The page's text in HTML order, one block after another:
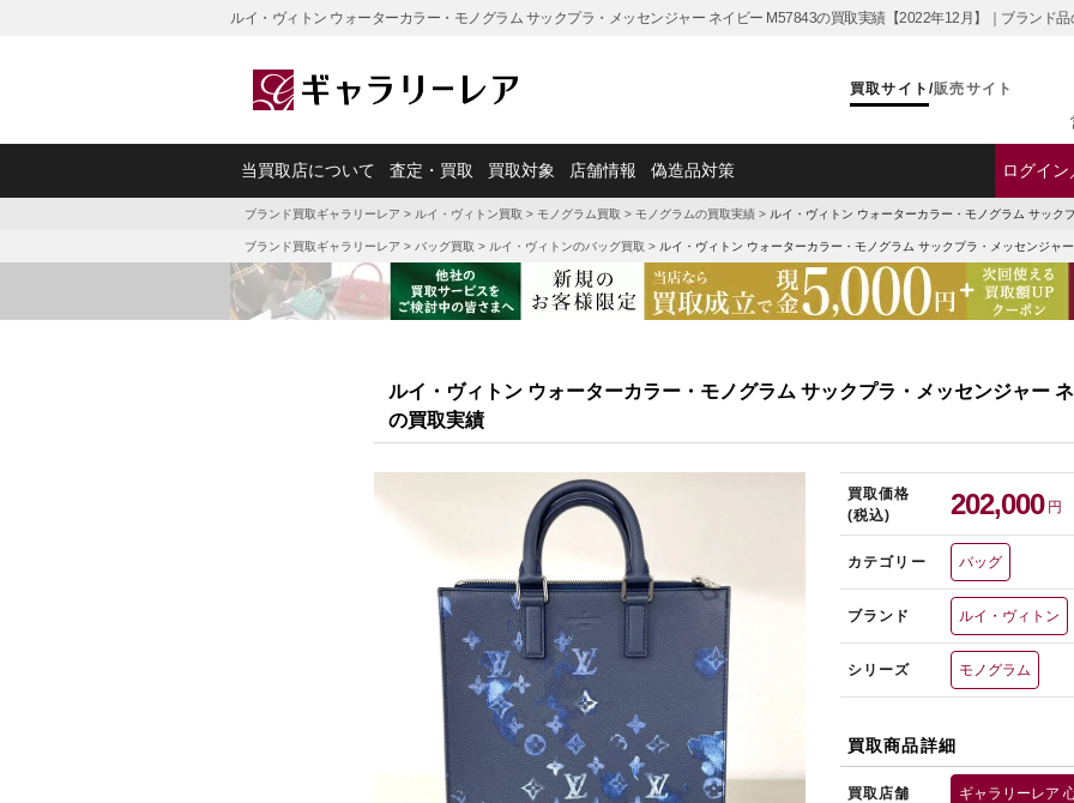
ルイ・ヴィトン ウォーターカラー・モノグラム サックプラ・メッセンジャー ネイビー M57843の買取実績【2022年12月】｜ブランド
買取サイト /販売サイト
当買取店について 査定・買取 買取対象 店舗情報 偽造品対策 ログイ
ブランド買取ギャラリーレア > ルイ・ヴィトン買取 > モノグラム買取 > モノグラムの買取実績 > ルイ・ヴィトン ウォーターカラー・モノグラム サッ
ブランド買取ギャラリーレア > バッグ買取 > ルイ・ヴィトンのバッグ買取 > ルイ・ヴィトン ウォーターカラー・モノグラム サックプラ・メッセンジャ
ルイ・ヴィトン ウォーターカラー・モノグラム サックプラ・メッセンジャー
の買取実績
買取価格
(税込)
202,000 円
カテゴリー バッグ
ブランド ルイ・ヴィトン
シリーズ モノグラム
買取商品詳細
買取店舗 ギャラリーレア